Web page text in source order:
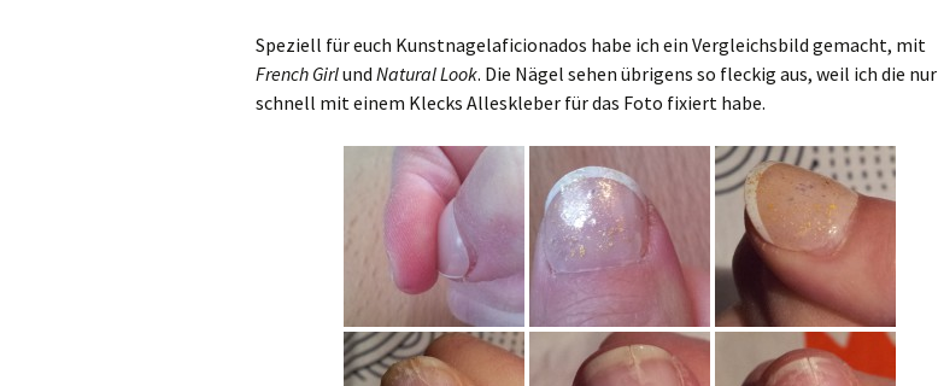
Speziell für euch Kunstnagelaficionados habe ich ein Vergleichsbild gemacht, mit
French Girlund Natural Look. Die Nägel sehen übrigens so fleckig aus, weil ich die nur
schnell mit einem Klecks Alleskleber für das Foto fixiert habe.